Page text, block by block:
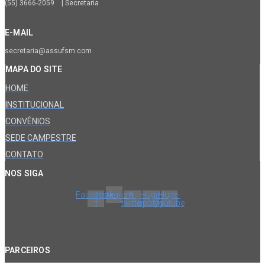
(55) 3666-2059 | Secretaria
E-MAIL
secretaria@assufsm.com
MAPA DO SITE
HOME
INSTITUCIONAL
CONVÊNIOS
SEDE CAMPESTRE
CONTATO
NOS SIGA
Facebook-
f
InstagramX-
twitter
Huge-
spotify
Huge-
youtube
PARCEIROS